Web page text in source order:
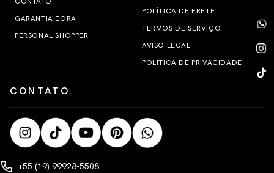
GARANTIA EORA
PERSONAL SHOPPER
POLÍTICA DE FRETE
TERMOS DE SERVIÇO
AVISO LEGAL
POLÍTICA DE PRIVACIDADE
CONTATO
+55 (19) 99928-5508